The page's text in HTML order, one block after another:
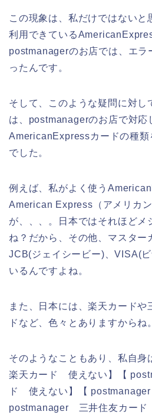
この現象は、私だけではないと
利用できている
postmanagerのお店では、エラ
ったんです。
そして、このような疑問に対し
は、postmanagerのお店で対応
AmericanExpressカードの種類
でした。
例えば、私がよく使う
American Express（アメリカ
が、、、。日本ではそれほどメ
ね？だから、その他、マスタ
JCB(ジェイシービー)、VISA(
いるんですよね。
また、日本には、楽天カードや
ドなど、色々とありますからね。
そのようなこともあり、私自
楽天カード 使えない】【
ド 使えない】【
postmanager 三井住友カード